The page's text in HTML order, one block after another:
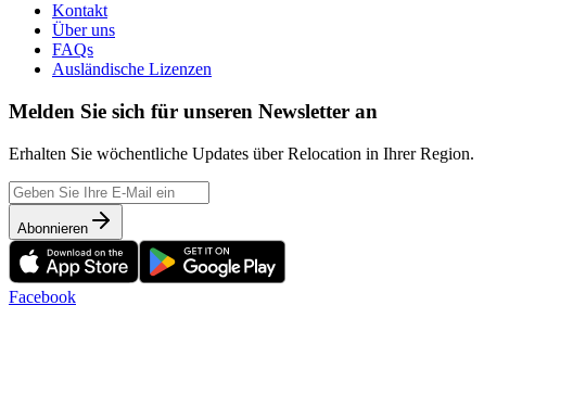
Kontakt
Über uns
FAQs
Ausländische Lizenzen
Melden Sie sich für unseren Newsletter an
Erhalten Sie wöchentliche Updates über Relocation in Ihrer Region.
Abonnieren
Facebook